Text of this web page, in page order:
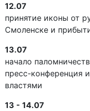
12.07
принятие иконы от
Смоленске и
13.07
начало
пресс-конференция
властями
13 - 14.07